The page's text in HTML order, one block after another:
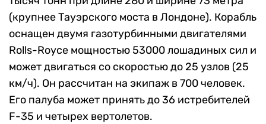
(крупнее Тауэрского моста в Лондоне). Корабль
оснащен двумя газотурбинными двигателями
Rolls-Royce мощностью 53000 лошадиных сил и
может двигаться со скоростью до 25 узлов (25
км/ч). Он рассчитан на экипаж в 700 человек.
Его палуба может принять до 36 истребителей
F-35 и четырех вертолетов.